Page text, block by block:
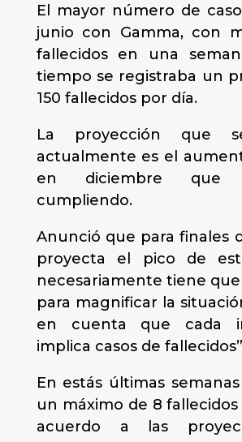
El mayor número de
junio con Gamma, con
fallecidos en una
tiempo se registraba un
150 fallecidos por día.
La proyección que
actualmente es el
en diciembre que
cumpliendo.
Anunció que para finales
proyecta el pico de
necesariamente tiene
para magnificar la
en cuenta que cada
implica casos de
En estás últimas
un máximo de 8
acuerdo a las